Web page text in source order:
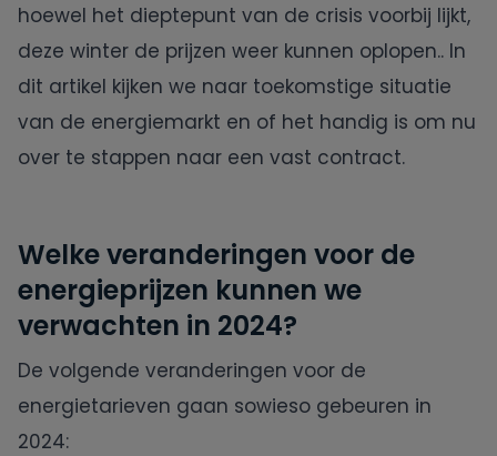
Mega
NextEnergy
Oxxio
Pure Energie
Tibber
UnitedConsumers
hoewel het dieptepunt van de crisis voorbij lijkt,
deze winter de prijzen weer kunnen oplopen.. In
dit artikel kijken we naar toekomstige situatie
van de energiemarkt en of het handig is om nu
over te stappen naar een vast contract.
Welke veranderingen voor de
energieprijzen kunnen we
verwachten in 2024?
De volgende veranderingen voor de
energietarieven gaan sowieso gebeuren in
2024: